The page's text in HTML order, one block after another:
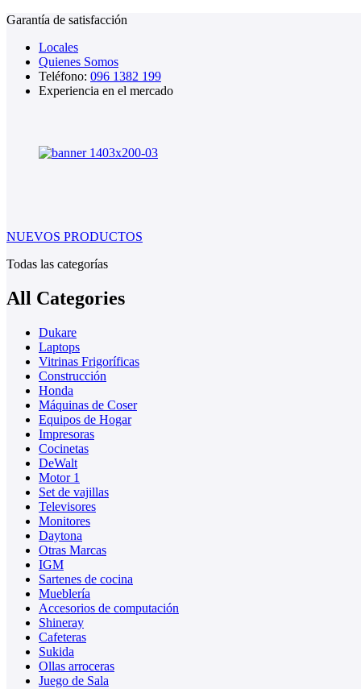
Garantía de satisfacción
Locales
Quienes Somos
Teléfono: 096 1382 199
Experiencia en el mercado
NUEVOS PRODUCTOS
Todas las categorías
All Categories
Dukare
Laptops
Vitrinas Frigoríficas
Construcción
Honda
Máquinas de Coser
Equipos de Hogar
Impresoras
Cocinetas
DeWalt
Motor 1
Set de vajillas
Televisores
Monitores
Daytona
Otras Marcas
IGM
Sartenes de cocina
Mueblería
Accesorios de computación
Shineray
Cafeteras
Sukida
Ollas arroceras
Juego de Sala